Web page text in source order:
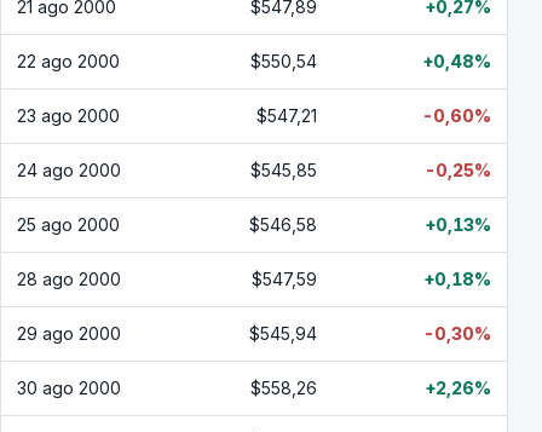
21 ago 2000 $547,89 +0,27%
22 ago 2000 $550,54 +0,48%
23 ago 2000 $547,21 -0,60%
24 ago 2000 $545,85 -0,25%
25 ago 2000 $546,58 +0,13%
28 ago 2000 $547,59 +0,18%
29 ago 2000 $545,94 -0,30%
30 ago 2000 $558,26 +2,26%